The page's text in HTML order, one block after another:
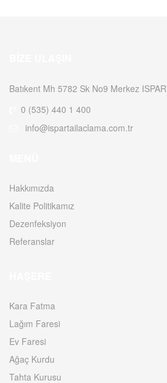
Batıkent Mh 5782 Sk No9 Merkez
0 (535) 440 1 400
info@ispartailaclama.com.tr
Hakkımızda
Kalite Politikamız
Dezenfeksiyon
Referanslar
Kara Fatma
Lağım Faresi
Ev Faresi
Ağaç Kurdu
Tahta Kurusu